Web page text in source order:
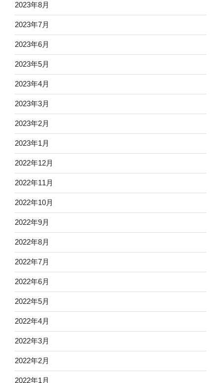
2023年8月
2023年7月
2023年6月
2023年5月
2023年4月
2023年3月
2023年2月
2023年1月
2022年12月
2022年11月
2022年10月
2022年9月
2022年8月
2022年7月
2022年6月
2022年5月
2022年4月
2022年3月
2022年2月
2022年1月